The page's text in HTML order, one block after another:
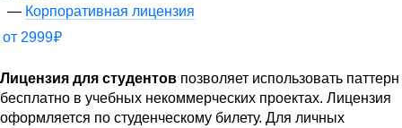
Корпоративная лицензия
от 2999₽
Лицензия для студентов позволяет использовать паттерн
бесплатно в учебных некоммерческих проектах. Лицензия
оформляется по студенческому билету. Для личных